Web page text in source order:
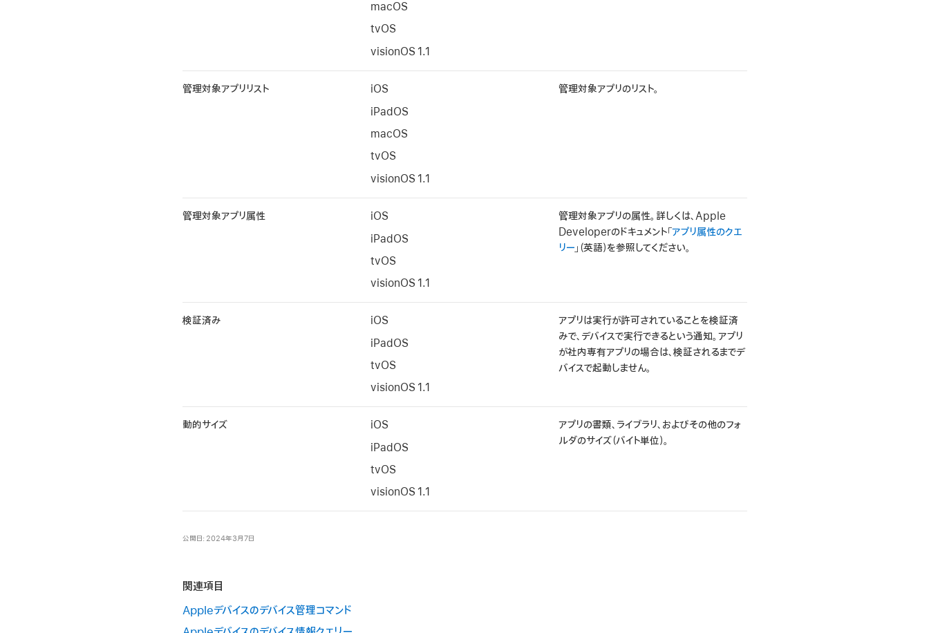
macOS
tvOS
visionOS 1.1
管理対象アプリリスト
iOS
iPadOS
macOS
tvOS
visionOS 1.1
管理対象アプリのリスト。
管理対象アプリ属性
iOS
iPadOS
tvOS
visionOS 1.1
管理対象アプリの属性。詳しくは、Apple
Developerのドキュメント「アプリ属性のクエ
リー」（英語）を参照してください。
検証済み
iOS
iPadOS
tvOS
visionOS 1.1
アプリは実行が許可されていることを検証済
みで、デバイスで実行できるという通知。アプリ
が社内専有アプリの場合は、検証されるまでデ
バイスで起動しません。
動的サイズ
iOS
iPadOS
tvOS
visionOS 1.1
アプリの書類、ライブラリ、およびその他のフォ
ルダのサイズ（バイト単位）。
公開日: 2024年3月7日
関連項目
Appleデバイスのデバイス管理コマンド